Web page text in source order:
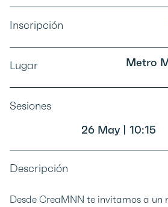
Inscripción
Lugar Metro
Sesiones
26 May | 10:15
Descripción
Desde CreaMNN te invitamos a un